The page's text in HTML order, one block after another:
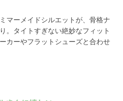
マーメイドシルエットが、骨格ナ
。タイトすぎない絶妙なフィット
カーやフラットシューズと合わせ